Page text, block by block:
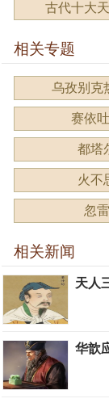
古代十大
相关专题
乌孜别克
赛依
都塔
火不
忽雷
相关新闻
天人
华歆